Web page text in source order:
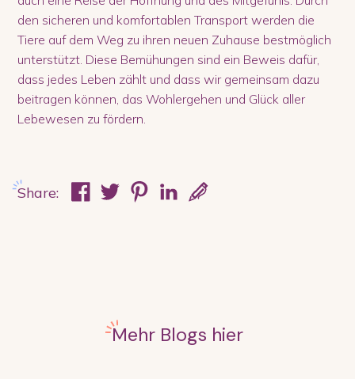
den sicheren und komfortablen Transport werden die
Tiere auf dem Weg zu ihren neuen Zuhause bestmöglich
unterstützt. Diese Bemühungen sind ein Beweis dafür,
dass jedes Leben zählt und dass wir gemeinsam dazu
beitragen können, das Wohlergehen und Glück aller
Lebewesen zu fördern.
Share:
Mehr Blogs hier